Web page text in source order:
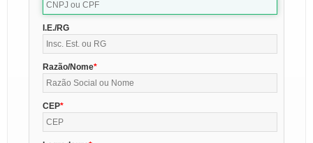
I.E./RG
Razão/Nome
CEP